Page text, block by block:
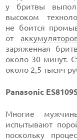
у бритвы
высоком
не боится
от
заряженная
около 30 минут.
около 2,5 тысяч
Panasonic
Многие
испытывают
поскольку